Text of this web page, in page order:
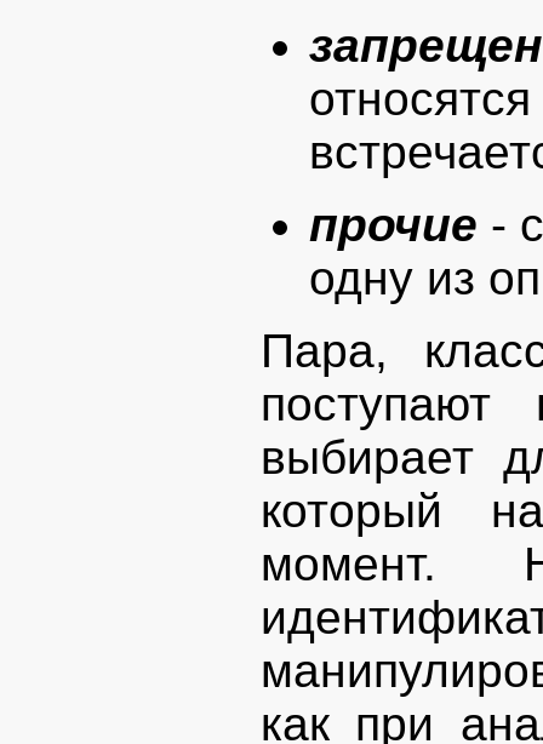
прочие -
одну из
Пара,
выбирает
который
момент.
как при